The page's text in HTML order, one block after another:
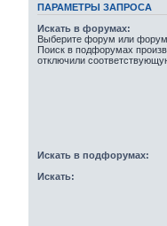
ПАРАМЕТРЫ ЗАПРОСА
Искать в форумах:
Выберите форум или
Поиск в подфорумах
отключили
Искать в подфорумах:
Искать: